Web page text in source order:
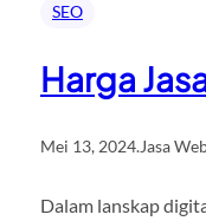
SEO
Harga
Mei 13, 2024.Jasa
Dalam lanskap